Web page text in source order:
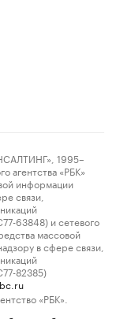
1995–
агентства «РБК»
информации
связи,
63848) и сетевого
массовой
в сфере связи,
82385)
«РБК».